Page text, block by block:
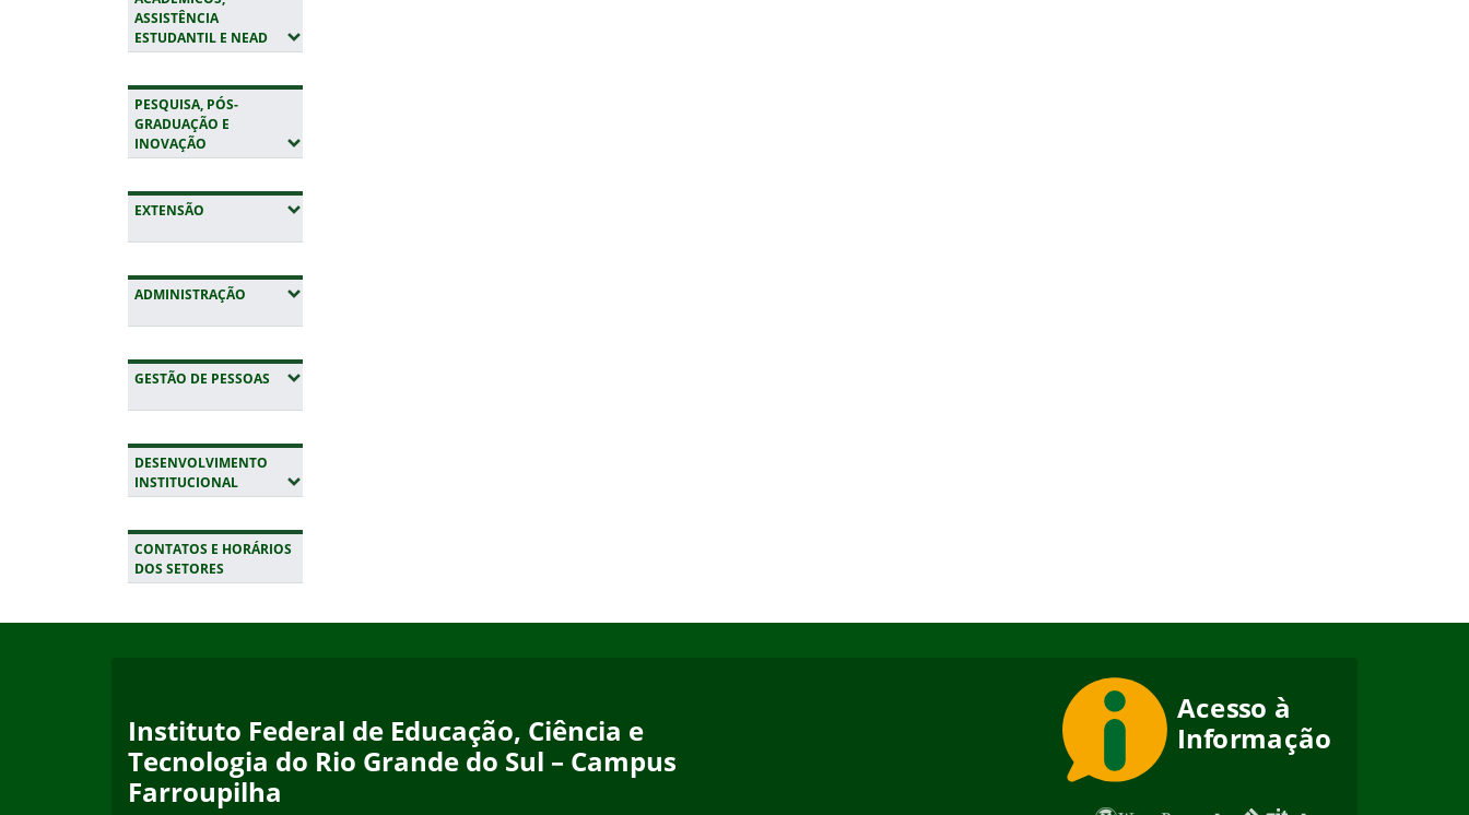
ASSISTÊNCIA
ESTUDANTIL E NEAD(EXPANDIR SUBMENUS)
PESQUISA, PÓS-
GRADUAÇÃO E
INOVAÇÃO (EXPANDIR SUBMENUS)
EXTENSÃO (EXPANDIR SUBMENUS)
ADMINISTRAÇÃO (EXPANDIR SUBMENUS)
GESTÃO DE PESSOAS (EXPANDIR SUBMENUS)
DESENVOLVIMENTO
INSTITUCIONAL(EXPANDIR SUBMENUS)
CONTATOS E HORÁRIOS
DOS SETORES
Instituto Federal de Educação, Ciência e
Tecnologia do Rio Grande do Sul – Campus
Farroupilha